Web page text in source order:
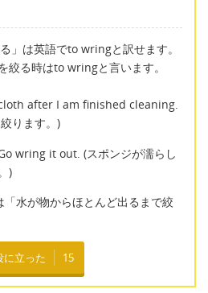
は英語でto wringと訳せます。
絞る時はto wringと言います。
after I am finished cleaning.
ります。)
wring it out. (スポンジが濡らし
)
水が物からほとんど出るまで絞
に立った 15